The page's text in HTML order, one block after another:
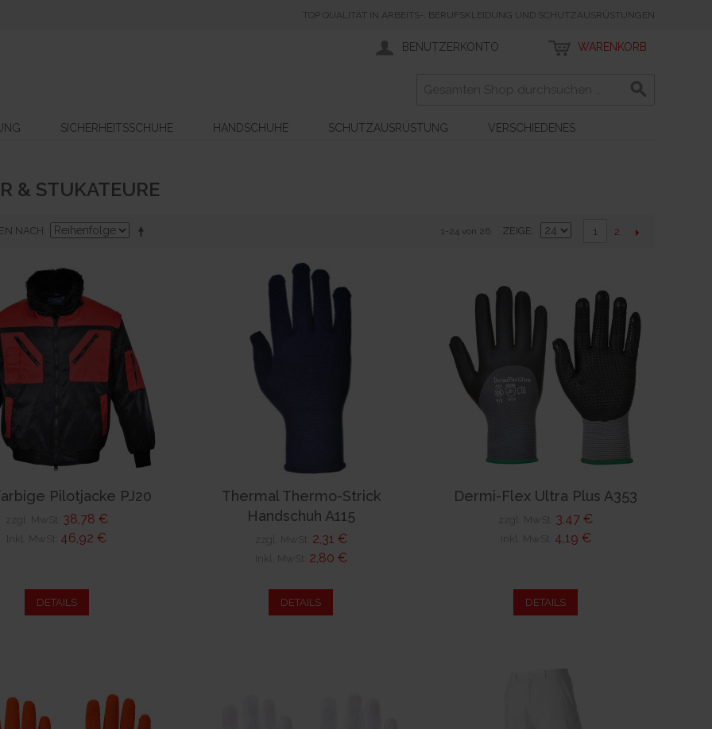
TOP QUALITÄT IN ARBEITS-, BERUFSKLEIDUNG UND SCHUTZAUSRÜSTUNGEN
BENUTZERKONTO WARENKORB
SICHERHEITSSCHUHE HANDSCHUHE SCHUTZAUSRÜSTUNG VERSCHIEDENES
& STUKATEURE
NACH 1-24 von 26 ZEIGE 1 2
Pilotjacke PJ20
zzgl. MwSt: 38,78 €
Inkl. MwSt: 46,92 €
DETAILS
Thermal Thermo-Strick
Handschuh A115
zzgl. MwSt: 2,31 €
Inkl. MwSt: 2,80 €
DETAILS
Dermi-Flex Ultra Plus A353
zzgl. MwSt: 3,47 €
Inkl. MwSt: 4,19 €
DETAILS